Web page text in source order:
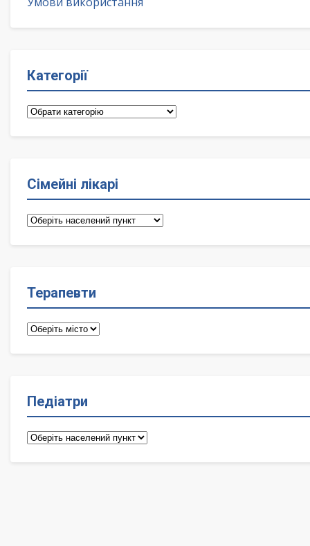
Категорії
Категорії
Сімейні лікарі
Сімейні
Терапевти
Терапевти
Педіатри
Педіатри